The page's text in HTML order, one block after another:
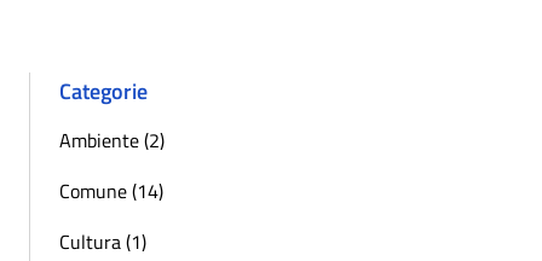
Categorie
Ambiente (2)
Comune (14)
Cultura (1)